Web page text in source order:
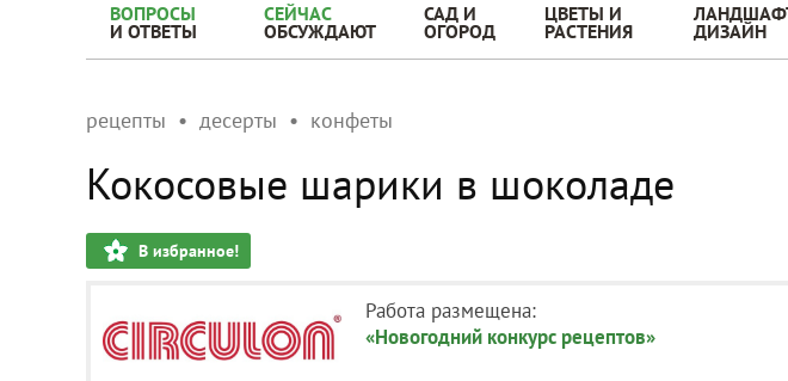
ВОПРОСЫ
И ОТВЕТЫ
СЕЙЧАС
ОБСУЖДАЮТ
САД И
ОГОРОД
ЦВЕТЫ И
РАСТЕНИЯ ДИЗАЙН
рецепты десерты конфеты
Кокосовые шарики в шоколаде
В избранное!
Работа размещена:
«Новогодний конкурс рецептов»